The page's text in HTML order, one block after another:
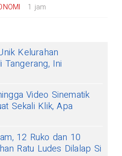
1 jam
Kelurahan
Tangerang, Ini
Video Sinematik
Sekali Klik, Apa
12 Ruko dan 10
Ratu Ludes Dilalap Si